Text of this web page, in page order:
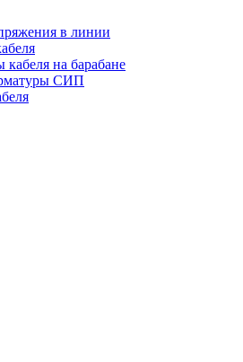
в линии
на барабане
СИП